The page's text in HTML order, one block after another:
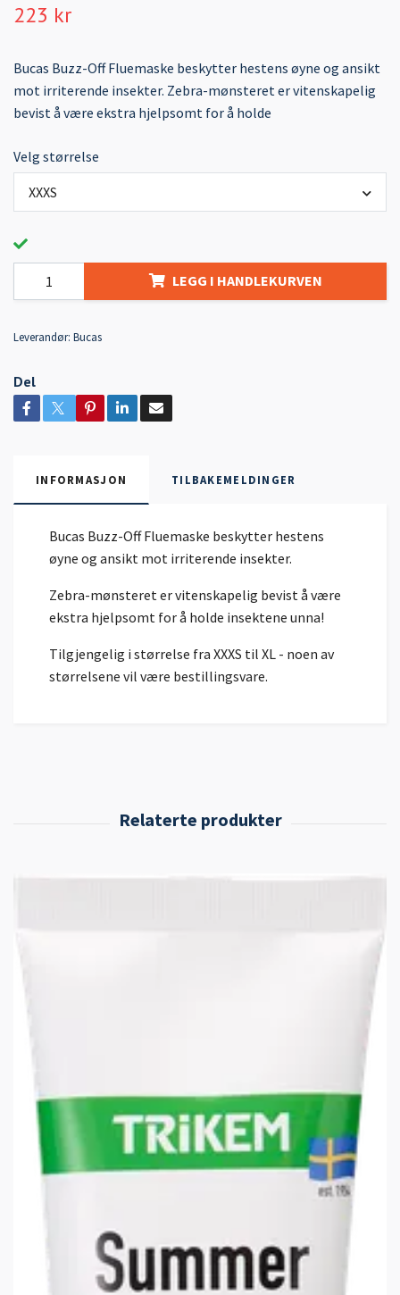
223 kr
Bucas Buzz-Off Fluemaske beskytter hestens øyne og ansikt
mot irriterende insekter. Zebra-mønsteret er vitenskapelig
bevist å være ekstra hjelpsomt for å holde
Velg størrelse
XXXS
LEGG I HANDLEKURVEN
Leverandør: Bucas
Del
INFORMASJON TILBAKEMELDINGER
Bucas Buzz-Off Fluemaske beskytter hestens
øyne og ansikt mot irriterende insekter.
Zebra-mønsteret er vitenskapelig bevist å være
ekstra hjelpsomt for å holde insektene unna!
Tilgjengelig i størrelse fra XXXS til XL - noen av
størrelsene vil være bestillingsvare.